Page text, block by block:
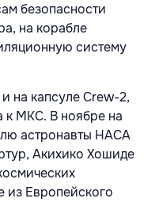
безопасности
на корабле
систему
на капсуле Crew-2,
к МКС. В ноябре на
астронавты НАСА
Акихико Хошиде
из Европейского